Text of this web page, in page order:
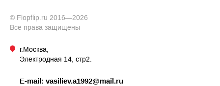
© Flopflip.ru 2016—2026
Все права защищены
г.Москва,
Электродная 14, стр2.
E-mail: vasiliev.a1992@mail.ru